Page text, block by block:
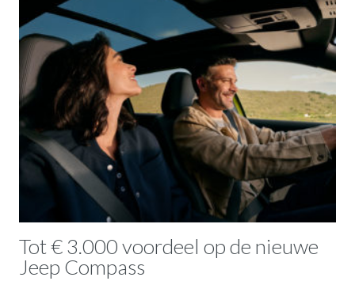
Tot € 3.000 voordeel op de nieuwe
Jeep Compass